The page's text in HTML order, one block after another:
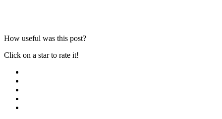
How useful was this post?
Click on a star to rate it!